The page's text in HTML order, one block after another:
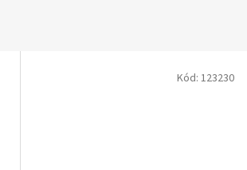
Kód: 123230